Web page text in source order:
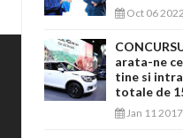
Oct 06 2022
arata-ne
tine si
totale de
Jan 11 2017